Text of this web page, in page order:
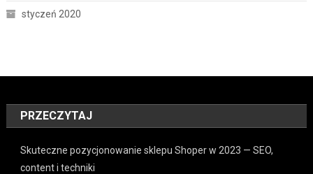
styczeń 2020
PRZECZYTAJ
Skuteczne pozycjonowanie sklepu Shoper w 2023 — SEO,
content i techniki